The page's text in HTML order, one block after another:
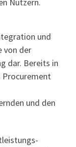
Nutzern.
und
von der
dar. Bereits in
Procurement
und den